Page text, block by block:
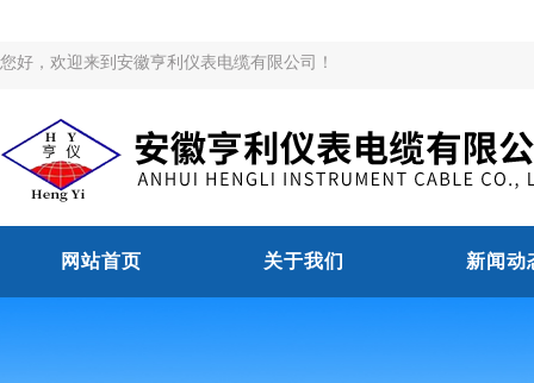
您好，欢迎来到安徽亨利仪表电缆有限公司！
网站首页 关于我们 新闻动